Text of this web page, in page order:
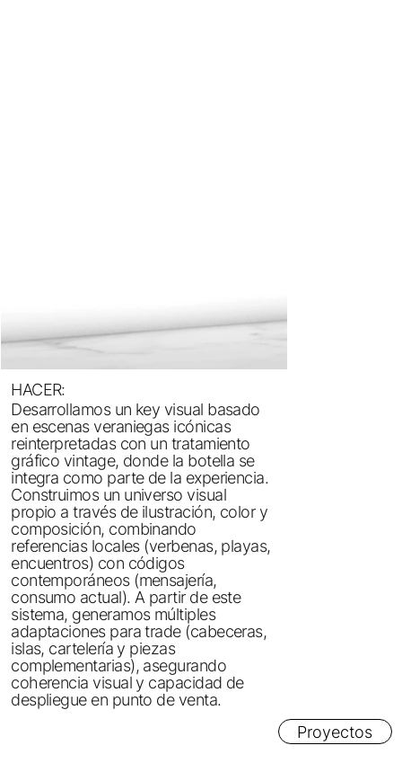
HACER:
Desarrollamos un key visual basado
en escenas veraniegas icónicas
reinterpretadas con un tratamiento
gráfico vintage, donde la botella se
integra como parte de la experiencia.
Construimos un universo visual
propio a través de ilustración, color y
composición, combinando
referencias locales (verbenas, playas,
encuentros) con códigos
contemporáneos (mensajería,
consumo actual). A partir de este
sistema, generamos múltiples
adaptaciones para trade (cabeceras,
islas, cartelería y piezas
complementarias), asegurando
coherencia visual y capacidad de
despliegue en punto de venta.
Proyectos